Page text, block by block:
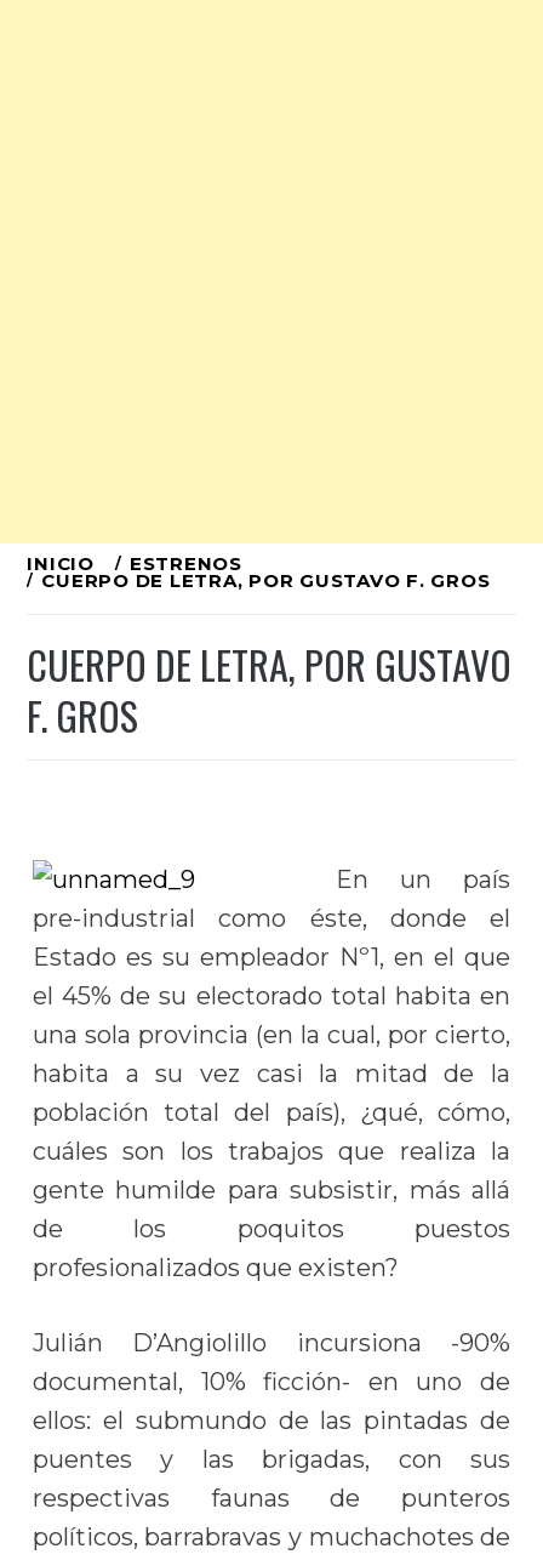
Ir
INICIO ESTRENOS
CUERPO DE LETRA, POR GUSTAVO F. GROS
CUERPO DE LETRA, POR GUSTAVO
F. GROS
En un país
pre-industrial como éste, donde el
Estado es su empleador Nº1, en el que
el 45% de su electorado total habita en
una sola provincia (en la cual, por cierto,
habita a su vez casi la mitad de la
población total del país), ¿qué, cómo,
cuáles son los trabajos que realiza la
gente humilde para subsistir, más allá
de los poquitos puestos
profesionalizados que existen?
Julián D’Angiolillo incursiona -90%
documental, 10% ficción- en uno de
ellos: el submundo de las pintadas de
puentes y las brigadas, con sus
respectivas faunas de punteros
políticos, barrabravas y muchachotes de